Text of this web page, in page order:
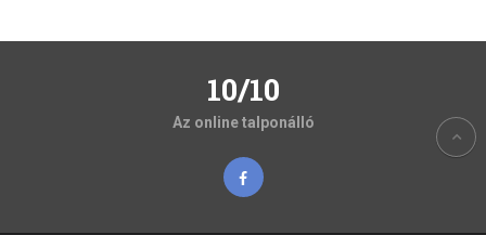
10/10
Az online talponálló